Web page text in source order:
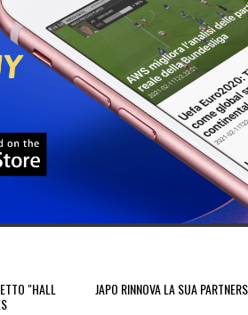
"HALL
JAPO RINNOVA LA SUA